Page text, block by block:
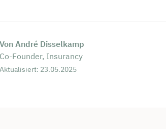
Von André Disselkamp
Co-Founder, Insurancy
Aktualisiert: 23.05.2025